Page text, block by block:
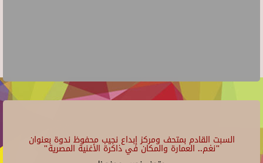
السبت القادم بمتحف ومركز إبداع نجيب محفوظ ندوة بعنوان
"نغم.. العمارة والمكان في ذاكرة الأغنية المصرية"